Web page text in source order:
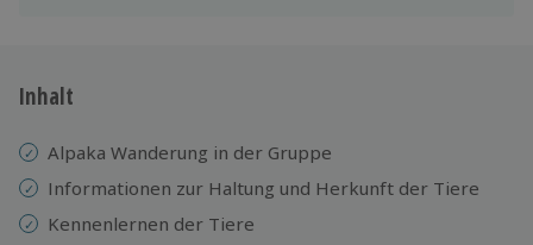
Inhalt
Alpaka Wanderung in der Gruppe
Informationen zur Haltung und Herkunft der Tiere
Kennenlernen der Tiere